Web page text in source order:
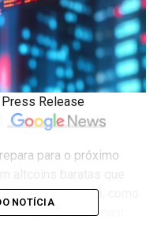
Release
para o próximo
no mercado, como
que se destacam
NOTÍCIA